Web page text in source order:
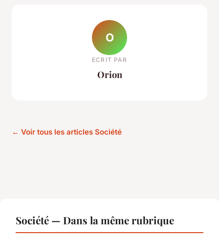
O
ECRIT PAR
Orion
← Voir tous les articles Société
Société — Dans la même rubrique